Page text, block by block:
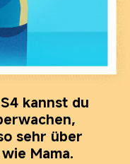
kannst du
sehr über
Mama.